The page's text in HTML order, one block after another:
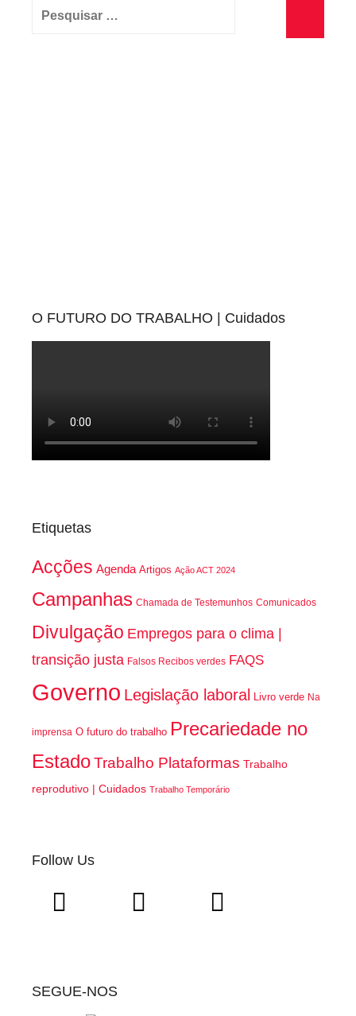
Pesquisar
O FUTURO DO TRABALHO | Cuidados
Etiquetas
Acções Agenda Artigos Ação ACT 2024
Campanhas Chamada de Testemunhos Comunicados
Divulgação Empregos para o clima |
transição justa Falsos Recibos verdes FAQS
Governo Legislação laboral Livro verde Na
imprensa O futuro do trabalho Precariedade no
EstadoTrabalho Plataformas Trabalho
reprodutivo | Cuidados Trabalho Temporário
Follow Us
SEGUE-NOS